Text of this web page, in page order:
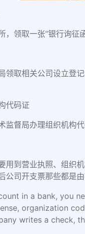
，领取一张“银行询征
领取相关公司设立登
代码证
监督局办理组织机构
用到营业执照、组织
公司开支票那些都是
in a bank, you
organization
writes a check,